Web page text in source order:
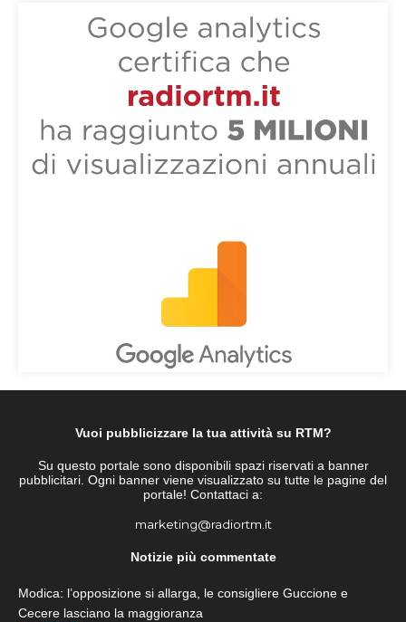
Vuoi pubblicizzare la tua attività su RTM?
Su questo portale sono disponibili spazi riservati a banner
pubblicitari. Ogni banner viene visualizzato su tutte le pagine del
portale! Contattaci a:
marketing@radiortm.it
Notizie più commentate
Modica: l’opposizione si allarga, le consigliere Guccione e
Cecere lasciano la maggioranza